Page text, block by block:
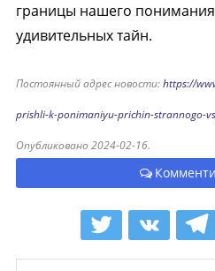
границы нашего
удивительных тайн.
Постоянный адрес новости:https://
prishli-k-ponimaniyu-prichin-strannogo-
Опубликовано 2024-02-16.